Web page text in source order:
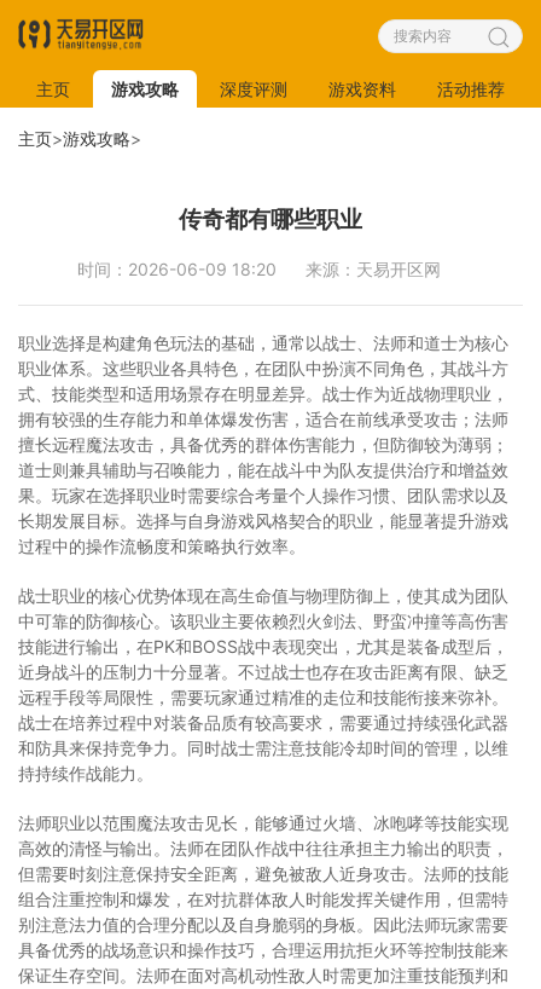
主页 游戏攻略 深度评测 游戏资料 活动推荐
主页>游戏攻略>
传奇都有哪些职业
时间：2026-06-09 18:20 来源：天易开区网
职业选择是构建角色玩法的基础，通常以战士、法师和道士为核心
职业体系。这些职业各具特色，在团队中扮演不同角色，其战斗方
式、技能类型和适用场景存在明显差异。战士作为近战物理职业，
拥有较强的生存能力和单体爆发伤害，适合在前线承受攻击；法师
擅长远程魔法攻击，具备优秀的群体伤害能力，但防御较为薄弱；
道士则兼具辅助与召唤能力，能在战斗中为队友提供治疗和增益效
果。玩家在选择职业时需要综合考量个人操作习惯、团队需求以及
长期发展目标。选择与自身游戏风格契合的职业，能显著提升游戏
过程中的操作流畅度和策略执行效率。
战士职业的核心优势体现在高生命值与物理防御上，使其成为团队
中可靠的防御核心。该职业主要依赖烈火剑法、野蛮冲撞等高伤害
技能进行输出，在PK和BOSS战中表现突出，尤其是装备成型后，
近身战斗的压制力十分显著。不过战士也存在攻击距离有限、缺乏
远程手段等局限性，需要玩家通过精准的走位和技能衔接来弥补。
战士在培养过程中对装备品质有较高要求，需要通过持续强化武器
和防具来保持竞争力。同时战士需注意技能冷却时间的管理，以维
持持续作战能力。
法师职业以范围魔法攻击见长，能够通过火墙、冰咆哮等技能实现
高效的清怪与输出。法师在团队作战中往往承担主力输出的职责，
但需要时刻注意保持安全距离，避免被敌人近身攻击。法师的技能
组合注重控制和爆发，在对抗群体敌人时能发挥关键作用，但需特
别注意法力值的合理分配以及自身脆弱的身板。因此法师玩家需要
具备优秀的战场意识和操作技巧，合理运用抗拒火环等控制技能来
保证生存空间。法师在面对高机动性敌人时需更加注重技能预判和